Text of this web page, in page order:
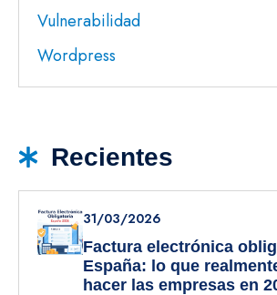
Vulnerabilidad
Wordpress
Recientes
31/03/2026
Factura electrónica
España: lo que
hacer las empresas en